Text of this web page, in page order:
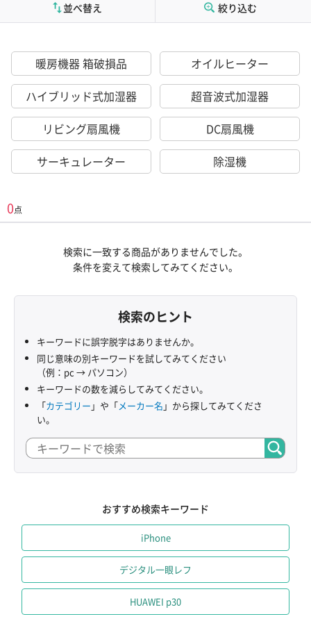
絞り込む
並べ替え
暖房機器 箱破損品
オイルヒーター
ハイブリッド式加湿器
超音波式加湿器
リビング扇風機
DC扇風機
サーキュレーター
除湿機
0点
検索に一致する商品がありませんでした。
条件を変えて検索してみてください。
検索のヒント
キーワードに誤字脱字はありませんか。
同じ意味の別キーワードを試してみてください
（例：pc → パソコン）
キーワードの数を減らしてみてください。
「カテゴリー 」や「メーカー名 」から探してみてくださ
い。
おすすめ検索キーワード
iPhone
デジタル一眼レフ
HUAWEI p30